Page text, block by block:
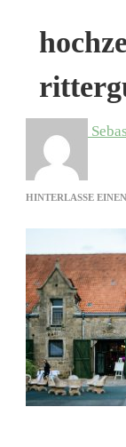
HINTERLASSE